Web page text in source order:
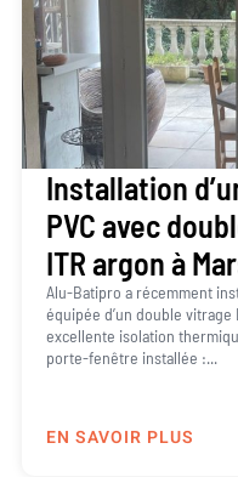
Installation
PVC avec
ITR argon à
Alu-Batipro a récemment
équipée d’un double vitrage
excellente isolation
porte-fenêtre installée :...
EN SAVOIR PLUS